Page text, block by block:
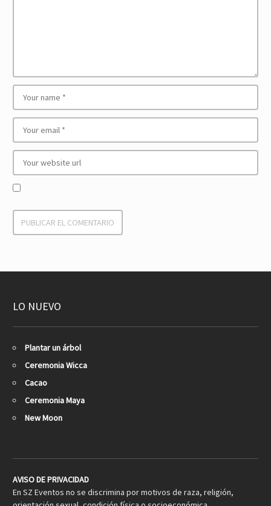
LO NUEVO
Plantar un árbol
Ceremonia Wicca
Cacao
Ceremonia Maya
New Moon
AVISO DE PRIVACIDAD
En SZ Eventos no se discrimina por motivos de raza, religión,